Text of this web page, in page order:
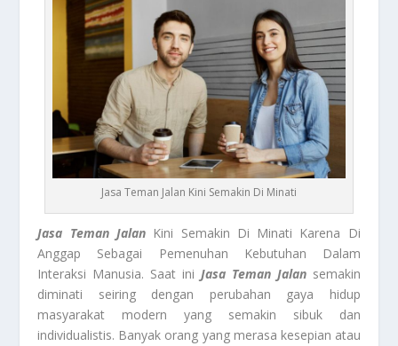
Jasa Teman Jalan Kini Semakin Di Minati
Jasa Teman JalanKini Semakin Di Minati Karena Di
Anggap Sebagai Pemenuhan Kebutuhan Dalam
Interaksi Manusia. Saat ini Jasa Teman Jalansemakin
diminati seiring dengan perubahan gaya hidup
masyarakat modern yang semakin sibuk dan
individualistis. Banyak orang yang merasa kesepian atau